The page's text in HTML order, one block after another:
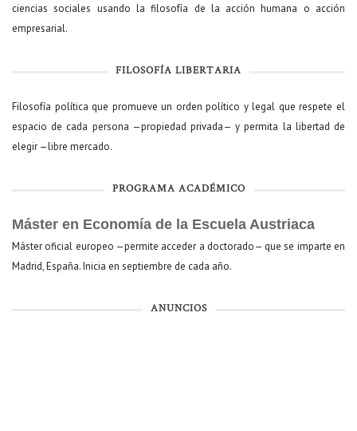
ciencias sociales usando la filosofía de la acción humana o acción
empresarial.
FILOSOFÍA LIBERTARIA
Filosofía política que promueve un orden político y legal que respete el
espacio de cada persona —propiedad privada— y permita la libertad de
elegir —libre mercado.
PROGRAMA ACADÉMICO
Máster en Economía de la Escuela Austriaca
Máster oficial europeo —permite acceder a doctorado— que se imparte en
Madrid, España. Inicia en septiembre de cada año.
ANUNCIOS